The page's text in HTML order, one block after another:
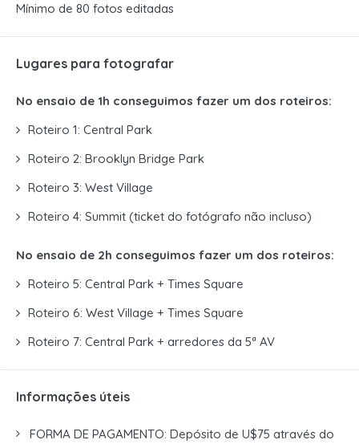
Mínimo de 80 fotos editadas
Lugares para fotografar
No ensaio de 1h conseguimos fazer um dos roteiros:
Roteiro 1: Central Park
Roteiro 2: Brooklyn Bridge Park
Roteiro 3: West Village
Roteiro 4: Summit (ticket do fotógrafo não incluso)
No ensaio de 2h conseguimos fazer um dos roteiros:
Roteiro 5: Central Park + Times Square
Roteiro 6: West Village + Times Square
Roteiro 7: Central Park + arredores da 5ª AV
Informações úteis
FORMA DE PAGAMENTO: Depósito de U$75 através do